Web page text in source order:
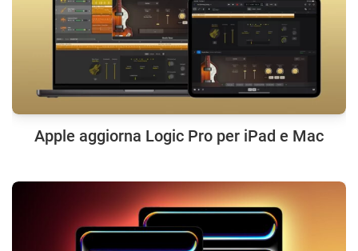
Apple aggiorna Logic Pro per iPad e Mac